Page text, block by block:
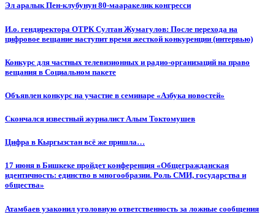
Эл аралык Пен-клубунун 80-мааракелик конгресси
И.о. гендиректора ОТРК Султан Жумагулов: После перехода на
цифровое вещание наступит время жесткой конкуренции (интервью)
Конкурс для частных телевизионных и радио-организаций на право
вещания в Социальном пакете
Объявлен конкурс на участие в семинаре «Азбука новостей»
Cкончался известный журналист Алым Токтомушев
Цифра в Кыргызстан всё же пришла…
17 июня в Бишкеке пройдет конференция «Общегражданская
идентичность: единство в многообразии. Роль СМИ, государства и
общества»
Атамбаев узаконил уголовную ответственность за ложные сообщения